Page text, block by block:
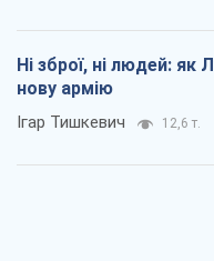
Ні зброї, ні людей: як
нову армію
Ігар Тишкевич 12,6 т.